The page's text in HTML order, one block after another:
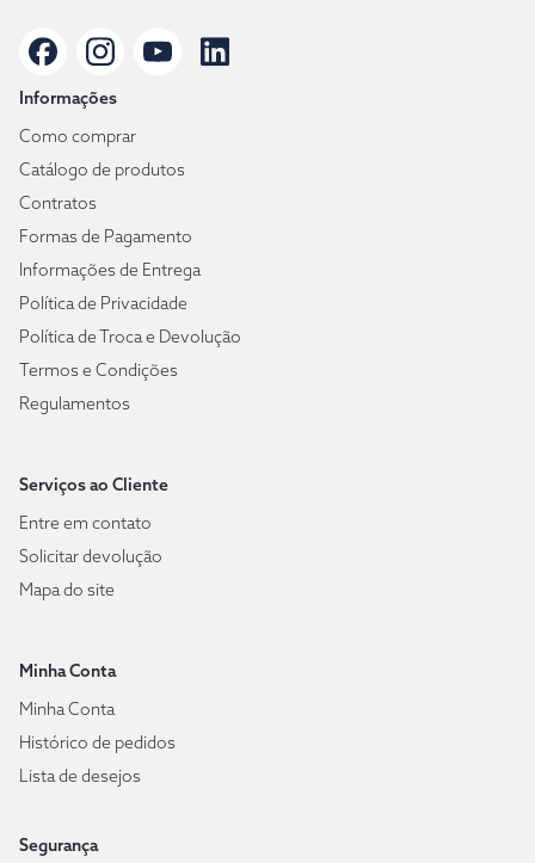
Informações
Como comprar
Catálogo de produtos
Contratos
Formas de Pagamento
Informações de Entrega
Política de Privacidade
Política de Troca e Devolução
Termos e Condições
Regulamentos
Serviços ao Cliente
Entre em contato
Solicitar devolução
Mapa do site
Minha Conta
Minha Conta
Histórico de pedidos
Lista de desejos
Segurança